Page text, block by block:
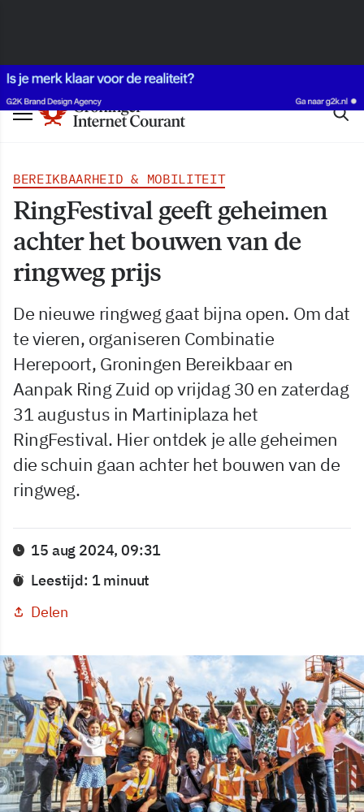
BEREIKBAARHEID & MOBILITEIT
RingFestival geeft geheimen
achter het bouwen van de
ringweg prijs
De nieuwe ringweg gaat bijna open. Om dat
te vieren, organiseren Combinatie
Herepoort, Groningen Bereikbaar en
Aanpak Ring Zuid op vrijdag 30 en zaterdag
31 augustus in Martiniplaza het
RingFestival. Hier ontdek je alle geheimen
die schuin gaan achter het bouwen van de
ringweg.
15 aug 2024, 09:31
Leestijd: 1 minuut
Delen